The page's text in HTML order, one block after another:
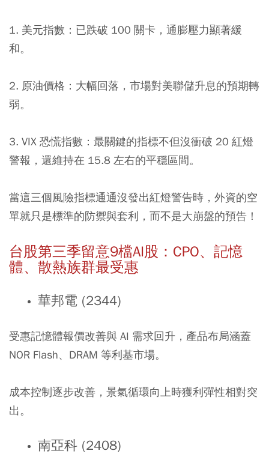
1. 美元指數： 已跌破 100 關卡，通膨壓力顯著緩
和。
2. 原油價格： 大幅回落，市場對美聯儲升息的預期轉
弱。
3. VIX 恐慌指數： 最關鍵的指標不但沒衝破 20 紅燈
警報，還維持在 15.8 左右的平穩區間。
當這三個風險指標通通沒發出紅燈警告時，外資的空
單就只是標準的防禦與套利，而不是大崩盤的預告！
台股第三季留意9檔AI股：CPO、記憶
體、散熱族群最受惠
華邦電 (2344)
受惠記憶體報價改善與 AI 需求回升，產品布局涵蓋
NOR Flash、DRAM 等利基市場。
成本控制逐步改善，景氣循環向上時獲利彈性相對突
出。
南亞科 (2408)